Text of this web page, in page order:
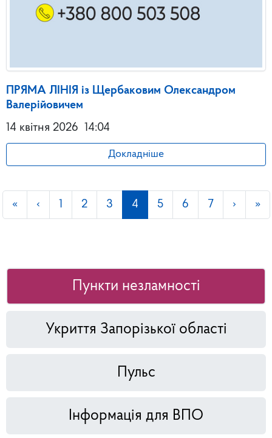
ПРЯМА ЛІНІЯ із Щербаковим Олександром
Валерійовичем
14 квітня 2026
14:04
Докладніше
« ‹ 1 2 3 4 5 6 7 › »
Пункти незламності
Укриття Запорізької області
Пульс
Інформація для ВПО